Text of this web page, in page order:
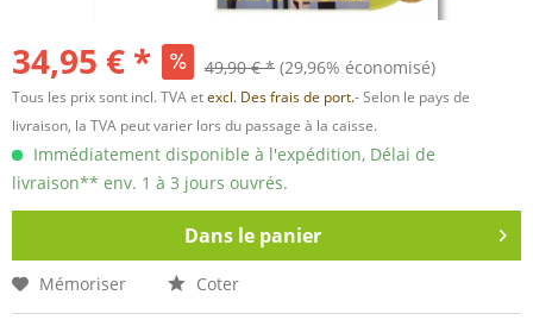
34,95 € * 49,90 € * (29,96% économisé)
Tous les prix sont incl. TVA etexcl. Des frais de port.- Selon le pays de
livraison, la TVA peut varier lors du passage à la caisse.
Immédiatement disponible à l'expédition, Délai de
livraison** env. 1 à 3 jours ouvrés.
Dans le panier
Mémoriser Coter